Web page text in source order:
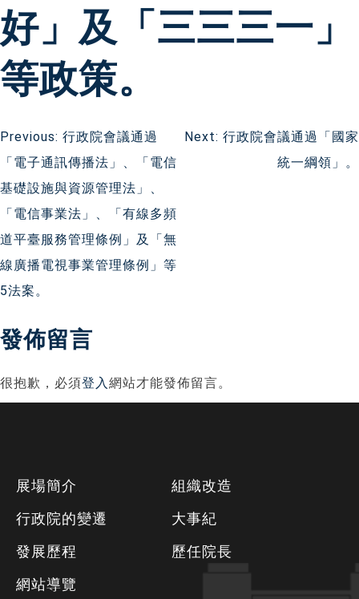
好」及「三三三一」
等政策。
文
章
導
覽
Previous: 行政院會議通過
「電子通訊傳播法」、「電信
基礎設施與資源管理法」、
「電信事業法」、「有線多頻
道平臺服務管理條例」及「無
線廣播電視事業管理條例」等
5法案。
Next: 行政院會議通過「國家
統一綱領」。
發佈留言
很抱歉，必須登入網站才能發佈留言。
展場簡介
行政院的變遷
發展歷程
網站導覽
組織改造
大事紀
歷任院長